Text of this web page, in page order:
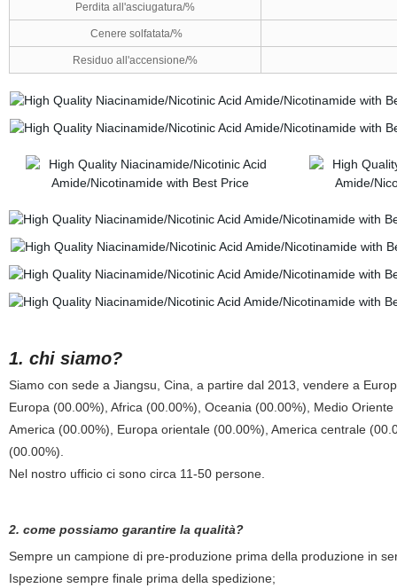
Perdita all'asciugatura/%
Cenere solfatata/%
Residuo all'accensione/%
1. chi siamo?
Siamo con sede a Jiangsu, Cina, a partire dal 2013, vendere a
Europa (00.00%), Africa (00.00%), Oceania (00.00%), Medio
America (00.00%), Europa orientale (00.00%), America centrale
(00.00%).
Nel nostro ufficio ci sono circa 11-50 persone.
2. come possiamo garantire la qualità?
Sempre un campione di pre-produzione prima della produzione in
Ispezione sempre finale prima della spedizione;